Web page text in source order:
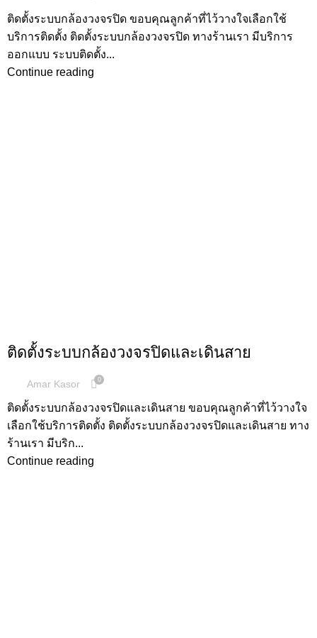
ติดตั้งระบบกล้องวงจรปิด ขอบคุณลูกค้าที่ไว้วางใจเลือกใช้
บริการติดตั้ง ติดตั้งระบบกล้องวงจรปิด ทางร้านเรา มีบริการ
ออกแบบ ระบบติดตั้ง...
Continue reading
ติดตั้งระบบกล้องวงจรปิดและเดินสาย
Amar Kasor 0
ติดตั้งระบบกล้องวงจรปิดและเดินสาย ขอบคุณลูกค้าที่ไว้วางใจ
เลือกใช้บริการติดตั้ง ติดตั้งระบบกล้องวงจรปิดและเดินสาย ทาง
ร้านเรา มีบริก...
Continue reading